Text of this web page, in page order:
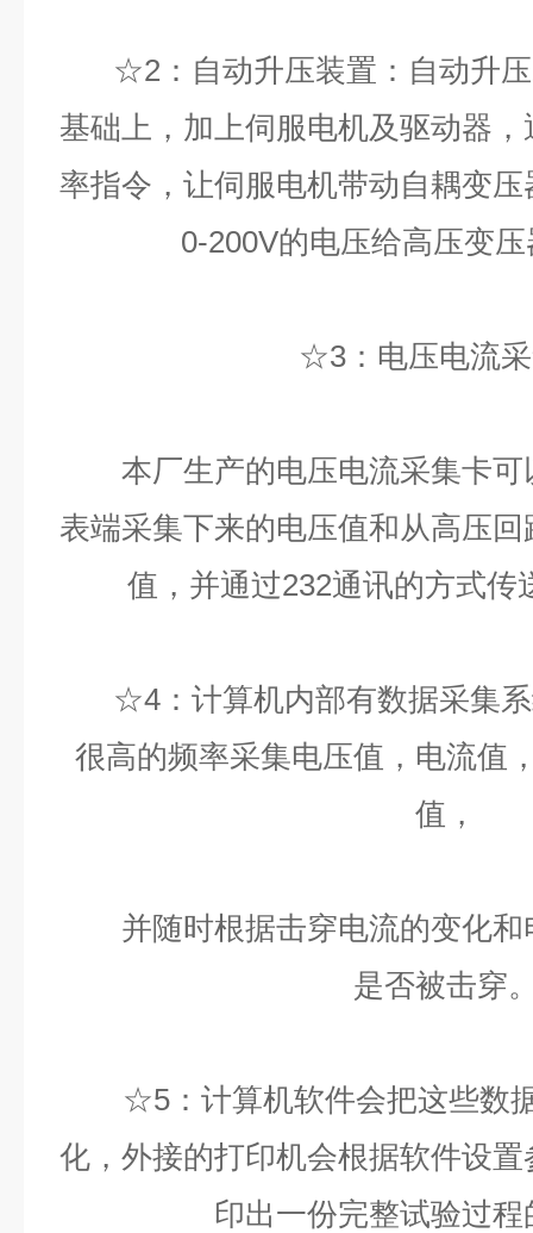
☆2：自动升压装置：自动升压
基础上，加上伺服电机及驱动器
率指令，让伺服电机带动自耦变
0-200V的电压给高压变
☆3：电压电流采
本厂生产的电压电流采集卡可
表端采集下来的电压值和从高压
值，并通过232通讯的方式传
☆4：计算机内部有数据采集系
很高的频率采集电压值，电流值
值，
并随时根据击穿电流的变化和
是否被击穿
☆5：计算机软件会把这些数据
化，外接的打印机会根据软件设
印出一份完整试验过